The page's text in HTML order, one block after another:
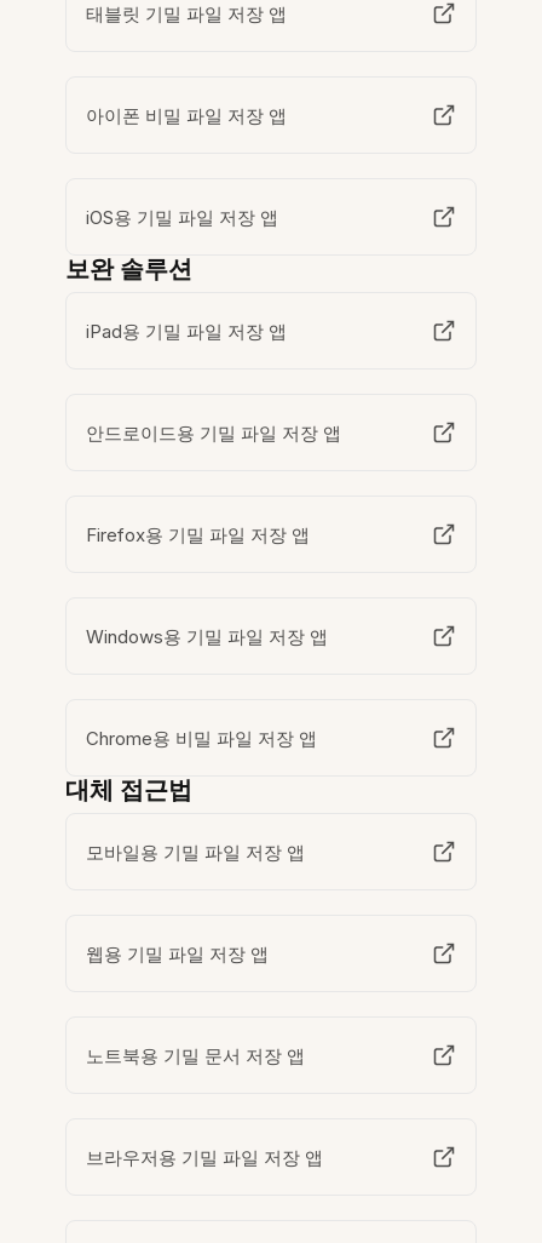
태블릿 기밀 파일 저장 앱
아이폰 비밀 파일 저장 앱
iOS용 기밀 파일 저장 앱
보완 솔루션
iPad용 기밀 파일 저장 앱
안드로이드용 기밀 파일 저장 앱
Firefox용 기밀 파일 저장 앱
Windows용 기밀 파일 저장 앱
Chrome용 비밀 파일 저장 앱
대체 접근법
모바일용 기밀 파일 저장 앱
웹용 기밀 파일 저장 앱
노트북용 기밀 문서 저장 앱
브라우저용 기밀 파일 저장 앱